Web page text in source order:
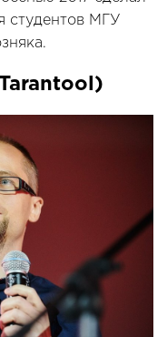
студентов МГУ